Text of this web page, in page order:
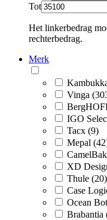
Tot
Het linkerbedrag
rechterbedrag.
Merk
Vinga
IGO
Tacx (9)
Mepal
XD
Thule (20)
Case
Ocean
Brabantia